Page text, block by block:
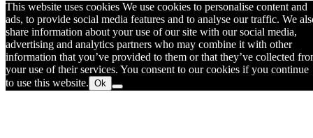
This website uses cookies We use cookies to personalise content and
ads, to provide social media features and to analyse our traffic. We
share information about your use of our site with our social media,
advertising and analytics partners who may combine it with other
information that you’ve provided to them or that they’ve collected
your use of their services. You consent to our cookies if you continue
to use this website. Ok